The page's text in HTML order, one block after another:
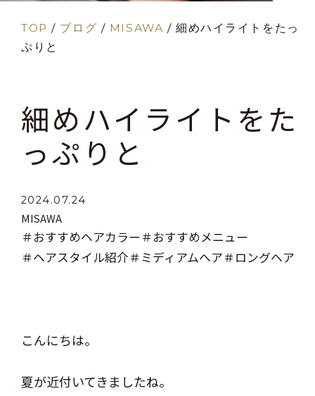
TOP / ブログ / MISAWA /細めハイライトをたっ
ぷりと
細めハイライトをた
っぷりと
2024.07.24
MISAWA
＃おすすめヘアカラー ＃おすすめメニュー
＃ヘアスタイル紹介＃ミディアムヘア＃ロングヘア
こんにちは。
夏が近付いてきましたね。